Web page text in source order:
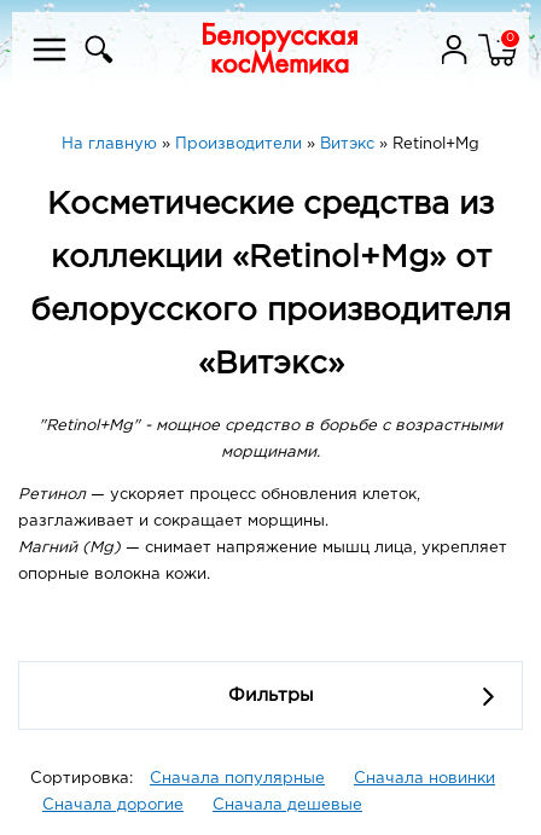
0
На главную » Производители » Витэкс » Retinol+Mg
Косметические средства из
коллекции «Retinol+Mg» от
белорусского производителя
«Витэкс»
"Retinol+Mg" - мощное средство в борьбе с возрастными
морщинами.
Ретинол — ускоряет процесс обновления клеток,
разглаживает и сокращает морщины.
Магний (Mg) — снимает напряжение мышц лица, укрепляет
опорные волокна кожи.
Фильтры
Сортировка: Сначала популярные
Сначала новинки
Сначала дорогие
Сначала дешевые